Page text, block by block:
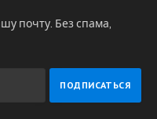
почту. Без спама,